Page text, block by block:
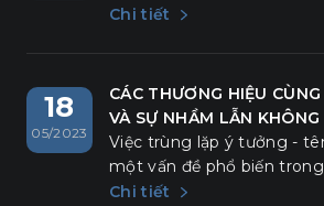
mình một lần nữa được trở
chỉ kéo dài 3 ngày 2 đêm
mang lại cho VACSers
khoảnh khắc lắng đọng
những hi vọng vào tương
Chi tiết
18
05/2023
CÁC THƯƠNG HIỆU
VÀ SỰ NHẦM LẪN
Việc trùng lặp ý tưởng -
một vấn đề phổ biến
doanh và tiếp thị. Khi hai
Chi tiết